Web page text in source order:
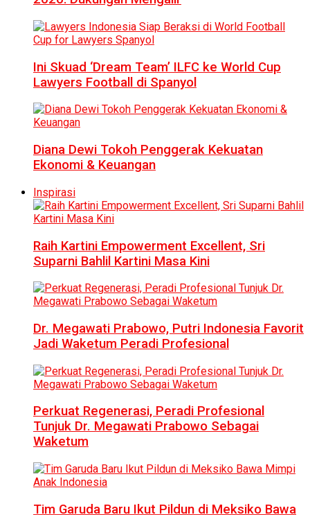
Ini Skuad ‘Dream Team’ ILFC ke World Cup
Lawyers Football di Spanyol
Diana Dewi Tokoh Penggerak Kekuatan
Ekonomi & Keuangan
Inspirasi
Raih Kartini Empowerment Excellent, Sri
Suparni Bahlil Kartini Masa Kini
Dr. Megawati Prabowo, Putri Indonesia Favorit
Jadi Waketum Peradi Profesional
Perkuat Regenerasi, Peradi Profesional
Tunjuk Dr. Megawati Prabowo Sebagai
Waketum
Tim Garuda Baru Ikut Pildun di Meksiko Bawa